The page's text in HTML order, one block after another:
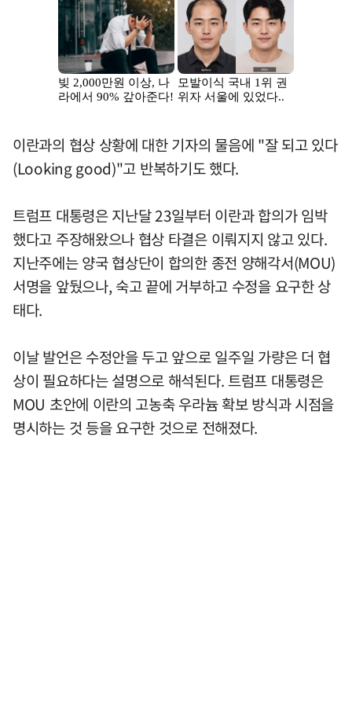
이란과의 협상 상황에 대한 기자의 물음에 "잘 되고 있다
(Looking good)"고 반복하기도 했다.
트럼프 대통령은 지난달 23일부터 이란과 합의가 임박
했다고 주장해왔으나 협상 타결은 이뤄지지 않고 있다.
지난주에는 양국 협상단이 합의한 종전 양해각서(MOU)
서명을 앞뒀으나, 숙고 끝에 거부하고 수정을 요구한 상
태다.
이날 발언은 수정안을 두고 앞으로 일주일 가량은 더 협
상이 필요하다는 설명으로 해석된다. 트럼프 대통령은
MOU 초안에 이란의 고농축 우라늄 확보 방식과 시점을
명시하는 것 등을 요구한 것으로 전해졌다.